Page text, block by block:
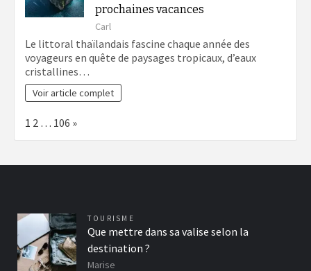
prochaines vacances
Carl
Le littoral thaïlandais fascine chaque année des
voyageurs en quête de paysages tropicaux, d’eaux
cristallines…
Voir article complet
Page:
1 2 … 106 Next
»
TOURISME
Que mettre dans sa valise selon la
destination ?
Marise